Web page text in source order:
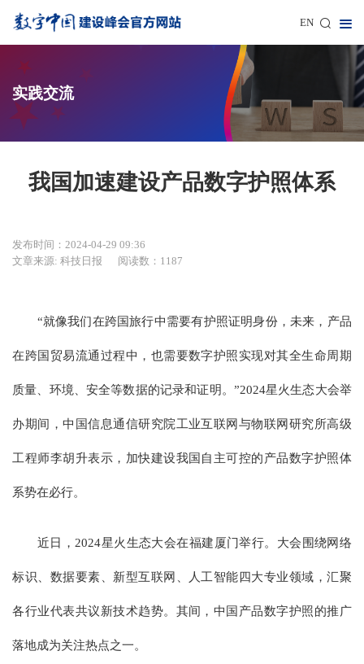
EN
实践交流
我国加速建设产品数字护照体系
发布时间：2024-04-29 09:36
文章来源: 科技日报
阅读数：1187
“就像我们在跨国旅行中需要有护照证明身份，未来，产品
在跨国贸易流通过程中，也需要数字护照实现对其全生命周期
质量、环境、安全等数据的记录和证明。”2024星火生态大会举
办期间，中国信息通信研究院工业互联网与物联网研究所高级
工程师李胡升表示，加快建设我国自主可控的产品数字护照体
系势在必行。
近日，2024星火生态大会在福建厦门举行。大会围绕网络
标识、数据要素、新型互联网、人工智能四大专业领域，汇聚
各行业代表共议新技术趋势。其间，中国产品数字护照的推广
落地成为关注热点之一。